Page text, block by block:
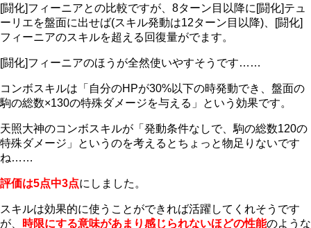
[闘化]フィーニアとの比較ですが、8ターン目以降に[闘化]テュ
ーリエを盤面に出せば(スキル発動は12ターン目以降)、[闘化]
フィーニアのスキルを超える回復量がでます。
[闘化]フィーニアのほうが全然使いやすそうです……
コンボスキルは「自分のHPが30%以下の時発動でき、盤面の
駒の総数×130の特殊ダメージを与える」という効果です。
天照大神のコンボスキルが「発動条件なしで、駒の総数120の
特殊ダメージ」というのを考えるとちょっと物足りないです
ね……
評価は5点中3点にしました。
スキルは効果的に使うことができれば活躍してくれそうです
が、
時限にする意味があまり感じられないほどの性能のような